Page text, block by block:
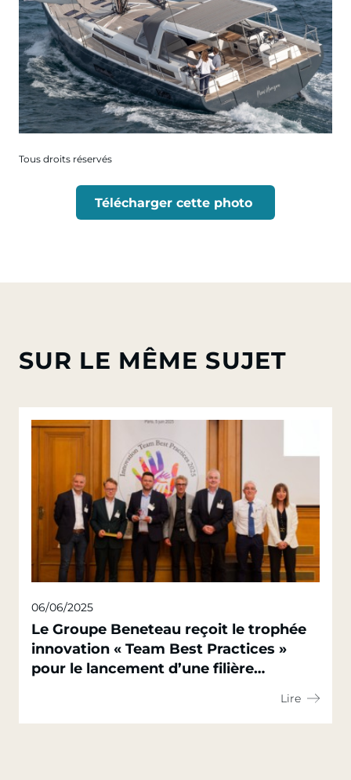
Tous droits réservés
Télécharger cette photo
SUR LE MÊME SUJET
06/06/2025
Le Groupe Beneteau reçoit le trophée
innovation « Team Best Practices »
pour le lancement d’une filière
Lire